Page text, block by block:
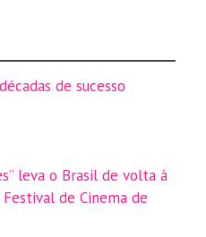
de sucesso
leva o Brasil de volta à
de Cinema de